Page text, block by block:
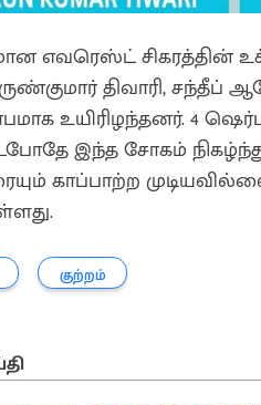
எவரெஸ்ட் சிகரத்தின்
திவாரி, சந்தீப்
உயிரிழந்தனர். 4
இந்த சோகம்
காப்பாற்ற
குற்றம்